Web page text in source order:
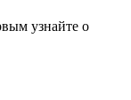
узнайте о